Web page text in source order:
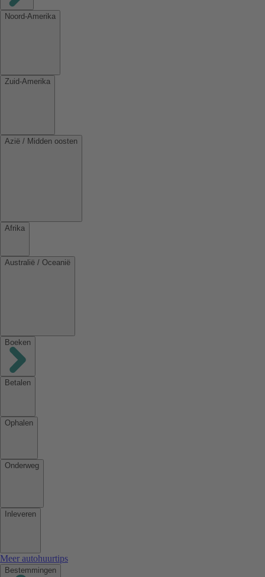
Noord-Amerika
Zuid-Amerika
Azië / Midden oosten
Afrika
Australië / Oceanië
Boeken
Betalen
Ophalen
Onderweg
Inleveren
Meer autohuurtips
Bestemmingen